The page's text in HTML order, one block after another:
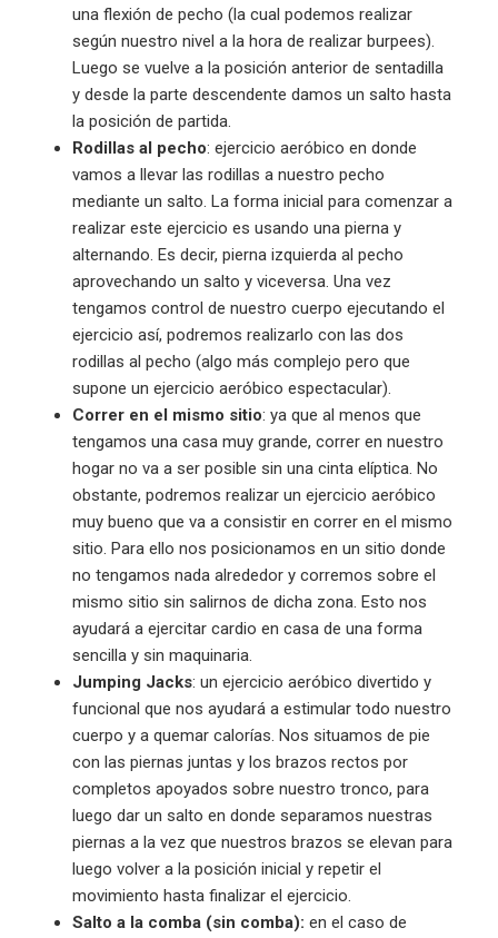
una flexión de pecho (la cual podemos realizar
según nuestro nivel a la hora de realizar burpees).
Luego se vuelve a la posición anterior de sentadilla
y desde la parte descendente damos un salto hasta
la posición de partida.
Rodillas al pecho: ejercicio aeróbico en donde
vamos a llevar las rodillas a nuestro pecho
mediante un salto. La forma inicial para comenzar a
realizar este ejercicio es usando una pierna y
alternando. Es decir, pierna izquierda al pecho
aprovechando un salto y viceversa. Una vez
tengamos control de nuestro cuerpo ejecutando el
ejercicio así, podremos realizarlo con las dos
rodillas al pecho (algo más complejo pero que
supone un ejercicio aeróbico espectacular).
Correr en el mismo sitio: ya que al menos que
tengamos una casa muy grande, correr en nuestro
hogar no va a ser posible sin una cinta elíptica. No
obstante, podremos realizar un ejercicio aeróbico
muy bueno que va a consistir en correr en el mismo
sitio. Para ello nos posicionamos en un sitio donde
no tengamos nada alrededor y corremos sobre el
mismo sitio sin salirnos de dicha zona. Esto nos
ayudará a ejercitar cardio en casa de una forma
sencilla y sin maquinaria.
Jumping Jacks: un ejercicio aeróbico divertido y
funcional que nos ayudará a estimular todo nuestro
cuerpo y a quemar calorías. Nos situamos de pie
con las piernas juntas y los brazos rectos por
completos apoyados sobre nuestro tronco, para
luego dar un salto en donde separamos nuestras
piernas a la vez que nuestros brazos se elevan para
luego volver a la posición inicial y repetir el
movimiento hasta finalizar el ejercicio.
Salto a la comba (sin comba): en el caso de